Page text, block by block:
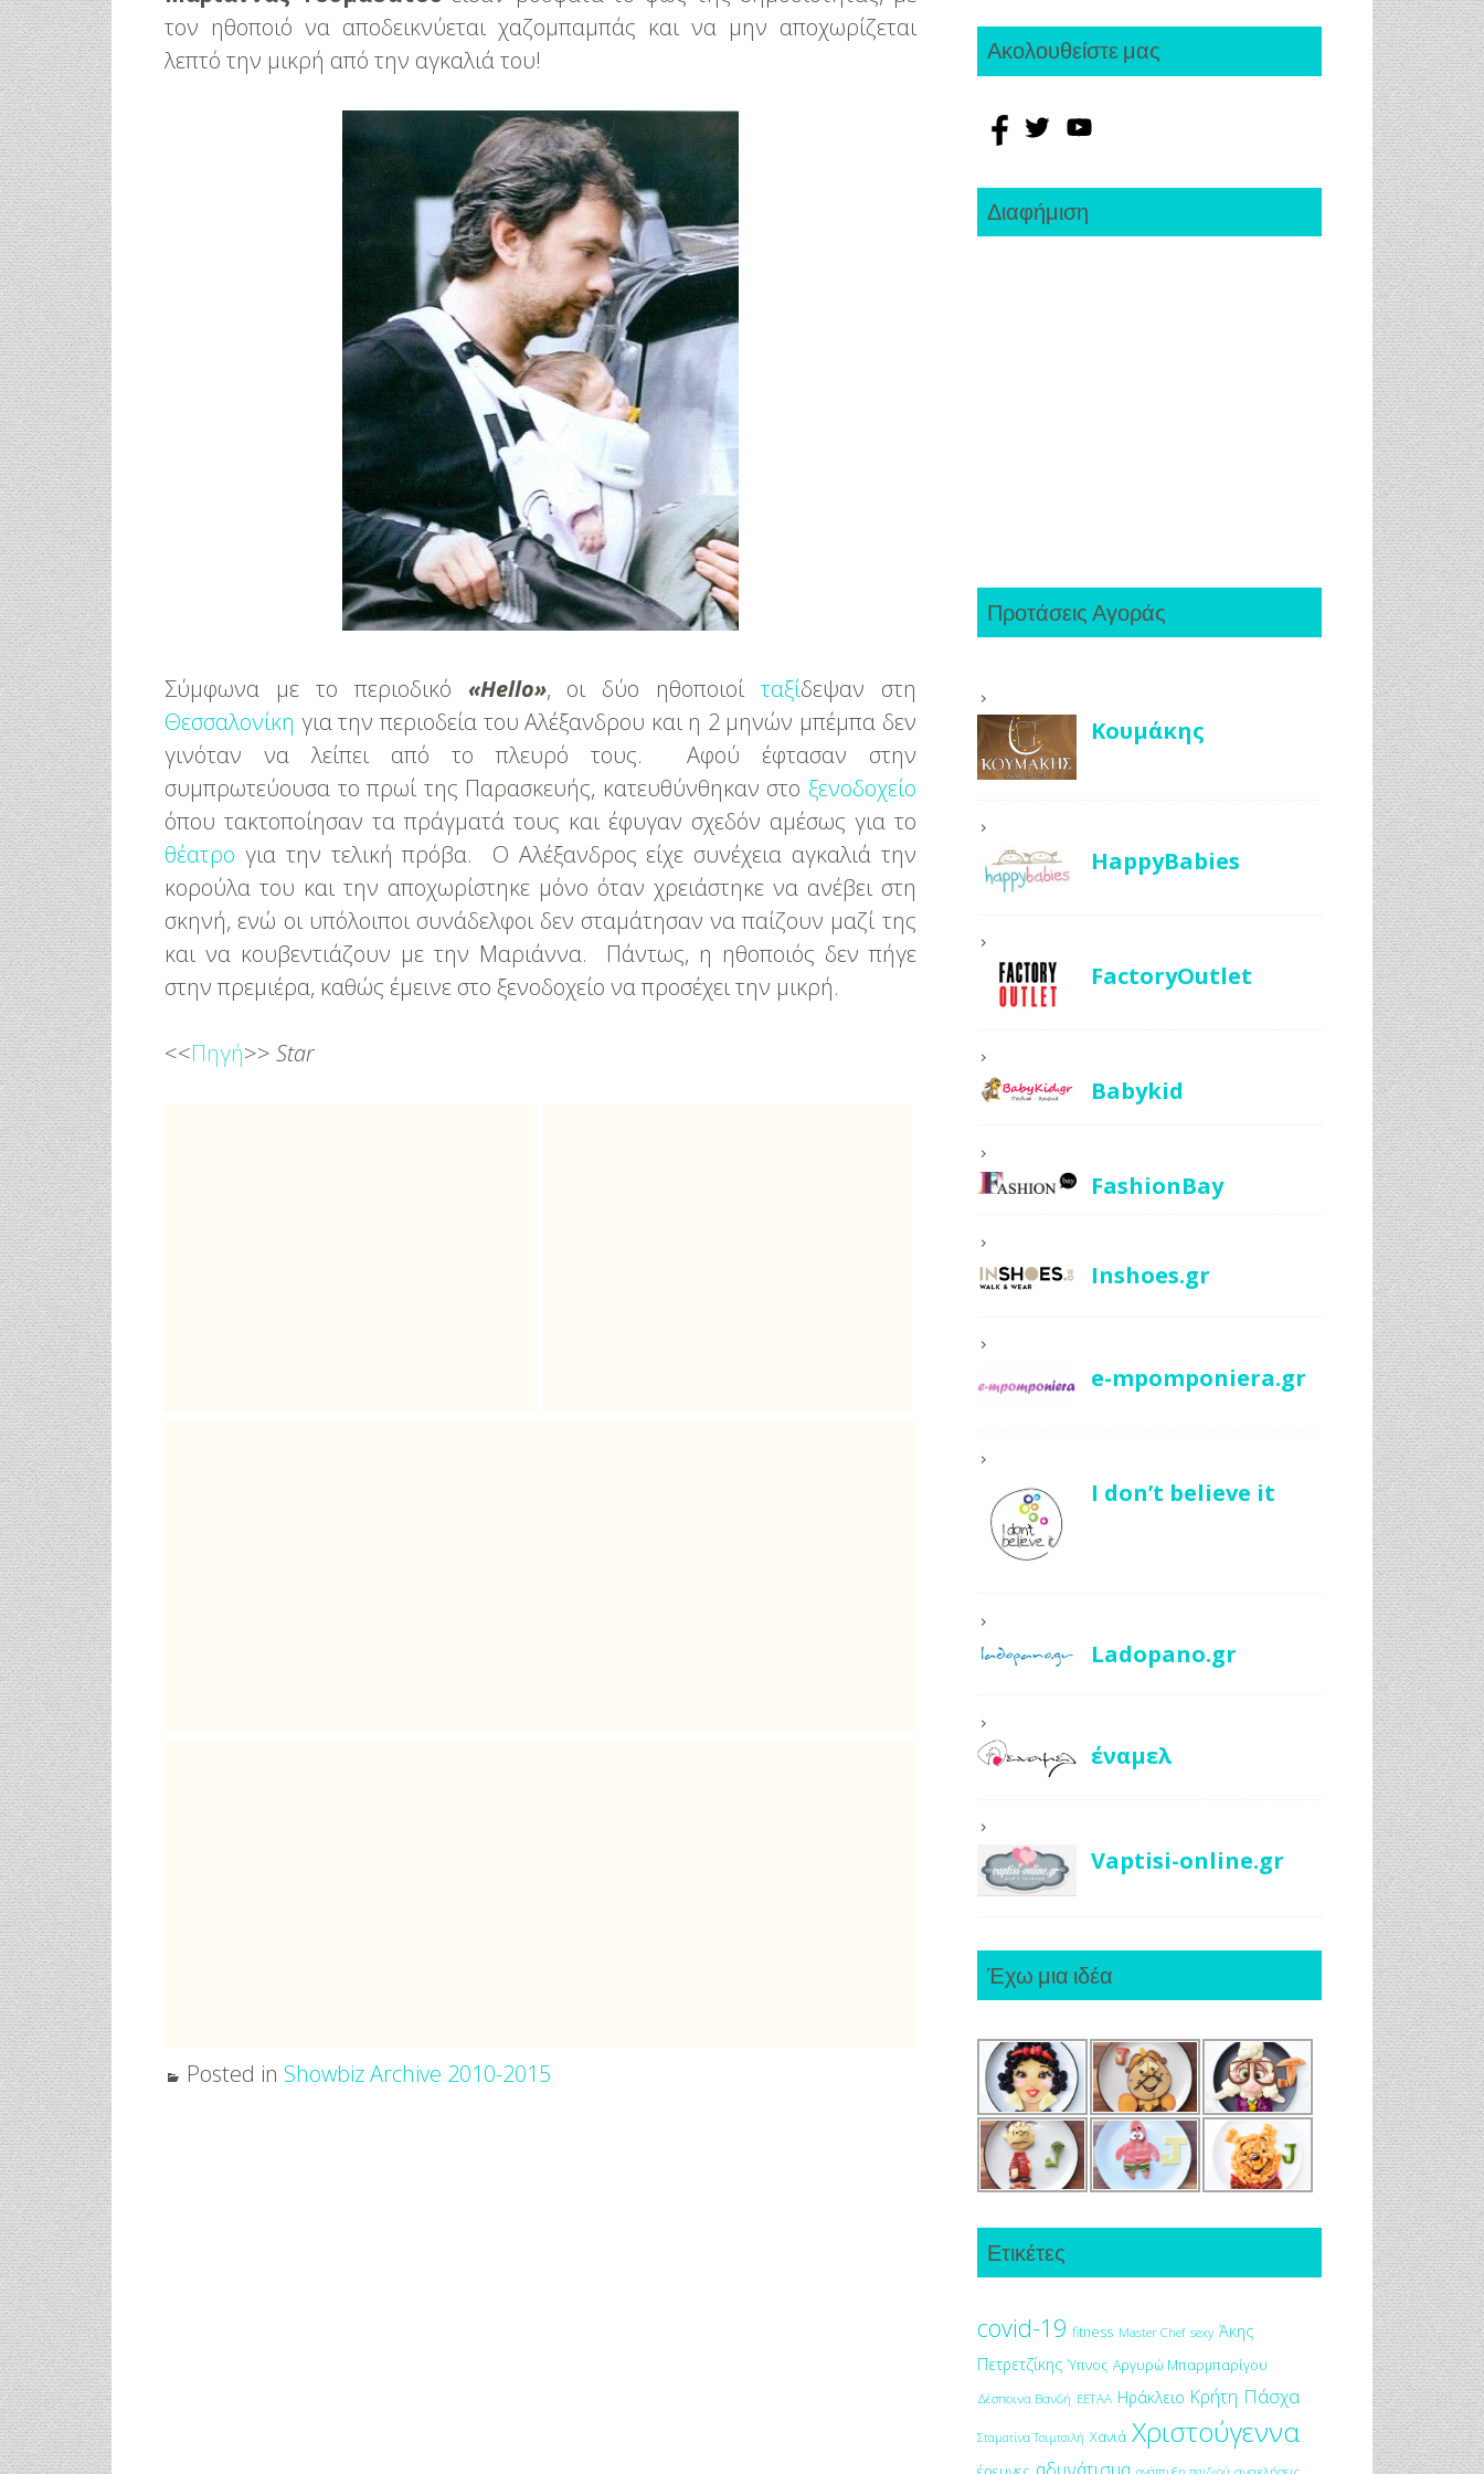
τον ηθοποιό να αποδεικνύεται χαζομπαμπάς και να μην αποχωρίζεται
λεπτό την μικρή από την αγκαλιά του!
Σύμφωνα με το περιοδικό «Hello», οι δύο ηθοποιοί ταξίδεψαν στη
Θεσσαλονίκη για την περιοδεία του Αλέξανδρου και η 2 μηνών μπέμπα δεν
γινόταν να λείπει από το πλευρό τους. Αφού έφτασαν στην
συμπρωτεύουσα το πρωί της Παρασκευής, κατευθύνθηκαν στο ξενοδοχείο
όπου τακτοποίησαν τα πράγματά τους και έφυγαν σχεδόν αμέσως για το
θέατρο για την τελική πρόβα. Ο Αλέξανδρος είχε συνέχεια αγκαλιά την
κορούλα του και την αποχωρίστηκε μόνο όταν χρειάστηκε να ανέβει στη
σκηνή, ενώ οι υπόλοιποι συνάδελφοι δεν σταμάτησαν να παίζουν μαζί της
και να κουβεντιάζουν με την Μαριάννα. Πάντως, η ηθοποιός δεν πήγε
στην πρεμιέρα, καθώς έμεινε στο ξενοδοχείο να προσέχει την μικρή.
<<Πηγή>>Star
Posted in Showbiz Archive 2010-2015
Ακολουθείστε μας
Διαφήμιση
Προτάσεις Αγοράς
Κουμάκης
HappyBabies
FactoryOutlet
Babykid
FashionBay
Inshoes.gr
e-mpomponiera.gr
I don’t believe it
Ladopano.gr
έναμελ
Vaptisi-online.gr
Έχω μια ιδέα
Ετικέτες
covid-19 fitness Master Chef sexy Άκης
Πετρετζίκης Ύπνος Αργυρώ Μπαρμπαρίγου
Δέσποινα Βανδή ΕΕΤΑΑ Ηράκλειο Κρήτη Πάσχα
Σταματίνα Τσιμτσιλή Χανιά Χριστούγεννα